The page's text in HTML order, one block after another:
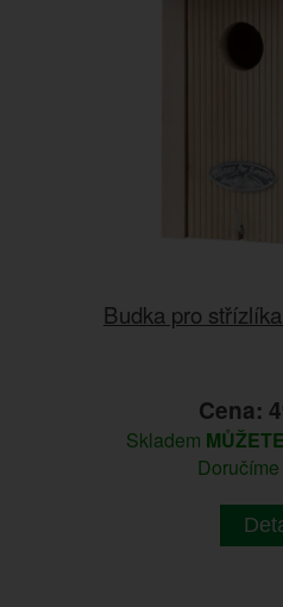
Budka pro
Cena:
Skladem